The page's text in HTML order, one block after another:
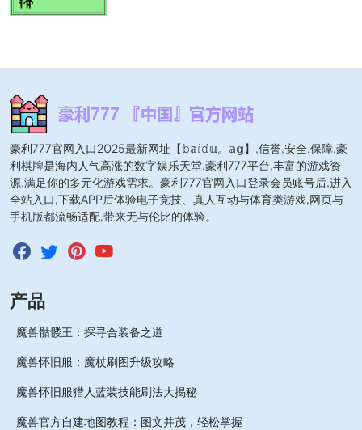
豪利777官网入口2025最新网址【𝕓𝕒𝕚𝕕𝕦。𝕒𝕘】,信誉,安全,保障,豪
利棋牌是海内人气高涨的数字娱乐天堂,豪利777平台,丰富的游戏资
源,满足你的多元化游戏需求。豪利777官网入口登录会员账号后,进入
全站入口,下载APP后体验电子竞技、真人互动与体育类游戏,网页与
手机版都流畅适配,带来无与伦比的体验。
产品
魔兽骷髅王：探寻合装备之道
魔兽怀旧服：魔杖刷图升级攻略
魔兽怀旧服猎人蓝装技能刷法大揭秘
魔兽官方自建地图教程：图文并茂，轻松掌握